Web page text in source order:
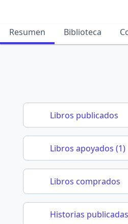
Resumen Biblioteca
Libros publicados
Libros apoyados (1)
Libros comprados
Historias publicadas